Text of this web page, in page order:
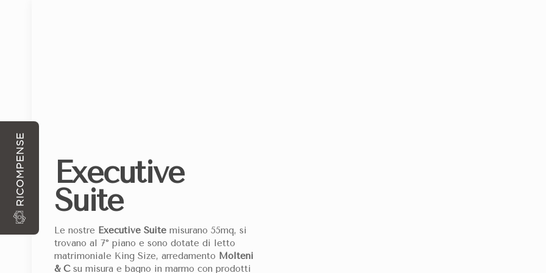
Executive
Suite
L'Executive Suite dell'Hotel VIU Milan è un rifugio di lusso di 55 mq situato al settimo piano, progettato per
Categoria:Hotel 5 stelle a Milano
Superficie Suite:55 metri quadri
Le nostre Executive Suite misurano 55mq, si
trovano al 7° piano e sono dotate di letto
matrimoniale King Size, arredamento Molteni
& Csu misura e bagno in marmo con prodotti
RICOMPENSE